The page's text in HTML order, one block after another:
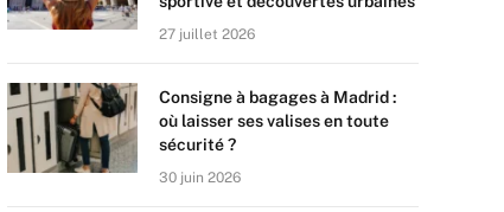
27 juillet 2026
Consigne à bagages à Madrid :
où laisser ses valises en toute
sécurité ?
30 juin 2026